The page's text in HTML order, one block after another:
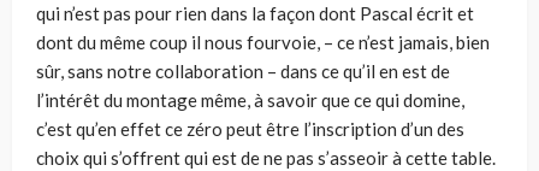
qui n’est pas pour rien dans la façon dont Pascal écrit et
dont du même coup il nous fourvoie, – ce n’est jamais, bien
sûr, sans notre collaboration – dans ce qu’il en est de
l’intérêt du montage même, à savoir que ce qui domine,
c’est qu’en effet ce zéro peut être l’inscription d’un des
choix qui s’offrent qui est de ne pas s’asseoir à cette table.